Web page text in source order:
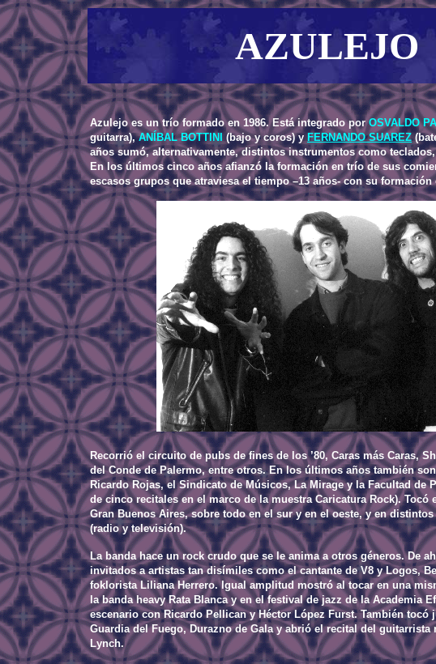
AZULEJO
Azulejo es un trío formado en 1986. Está integrado porOSVALDO
guitarra),ANÍBAL BOTTINI (bajo y coros) y FERNANDO SUAREZ
años sumó, alternativamente, distintos instrumentos como
En los últimos cinco años afianzó la formación en trío de sus
escasos grupos que atraviesa el tiempo –13 años- con su
Recorrió el circuito de pubs de fines de los ’80, Caras más Caras,
del Conde de Palermo, entre otros. En los últimos años también
Ricardo Rojas, el Sindicato de Músicos, La Mirage y la Facultad de
de cinco recitales en el marco de la muestra Caricatura Rock). Tocó
Gran Buenos Aires, sobre todo en el sur y en el oeste, y en
(radio y televisión).
La banda hace un rock crudo que se le anima a otros géneros. De
invitados a artistas tan disímiles como el cantante de V8 y Logos,
foklorista Liliana Herrero. Igual amplitud mostró al tocar en una
la banda heavy Rata Blanca y en el festival de jazz de la Academia
escenario con Ricardo Pellican y Héctor López Furst. También tocó
Guardia del Fuego, Durazno de Gala y abrió el recital del guitarrista
Lynch.